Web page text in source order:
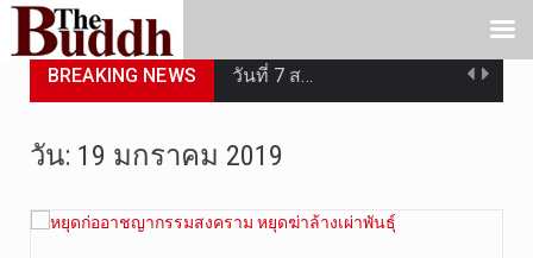
BREAKING NEWS วันที่ 7 ส…
“สมเด็จเกี…
วัน: 19 มกราคม 2019